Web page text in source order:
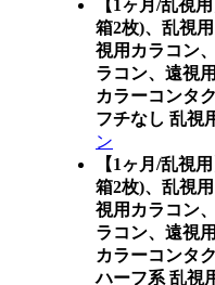
【1ヶ月/乱視
箱2枚)、乱視
視用カラコン
ラコン、遠視
カラーコンタ
フチなし 乱視
ン
【1ヶ月/乱視
箱2枚)、乱視
視用カラコン
ラコン、遠視
カラーコンタ
ハーフ系 乱視